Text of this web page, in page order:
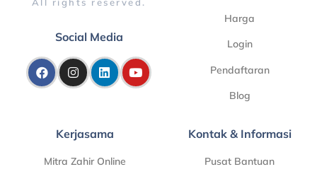
All rights reserved.
Social Media
Harga
Login
Pendaftaran
Blog
Kerjasama
Mitra Zahir Online
Kontak & Informasi
Pusat Bantuan